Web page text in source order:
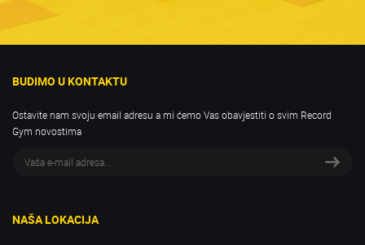
BUDIMO U KONTAKTU
Ostavite nam svoju email adresu a mi ćemo Vas obavjestiti o svim Record
Gym novostima
NAŠA LOKACIJA